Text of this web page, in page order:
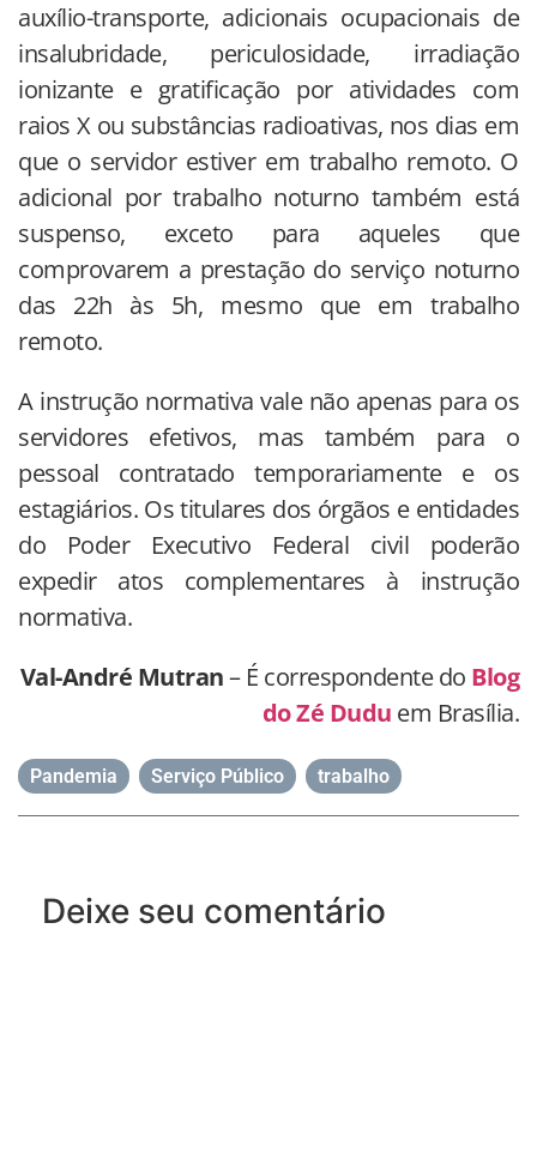
auxílio-transporte, adicionais ocupacionais de
insalubridade, periculosidade, irradiação
ionizante e gratificação por atividades com
raios X ou substâncias radioativas, nos dias em
que o servidor estiver em trabalho remoto. O
adicional por trabalho noturno também está
suspenso, exceto para aqueles que
comprovarem a prestação do serviço noturno
das 22h às 5h, mesmo que em trabalho
remoto.
A instrução normativa vale não apenas para os
servidores efetivos, mas também para o
pessoal contratado temporariamente e os
estagiários. Os titulares dos órgãos e entidades
do Poder Executivo Federal civil poderão
expedir atos complementares à instrução
normativa.
Val-André Mutran– É correspondente do Blog
do Zé Dudu em Brasília.
Pandemia Serviço Público trabalho
Deixe seu comentário